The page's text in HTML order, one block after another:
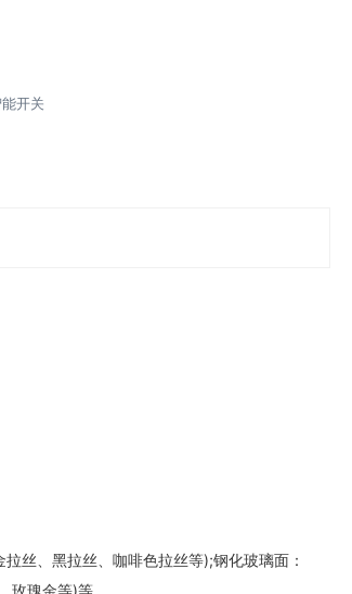
开关
丝、黑拉丝、咖啡色拉丝等);钢化玻璃面：
玫瑰金等)等